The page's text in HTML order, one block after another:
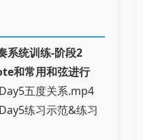
系统训练-阶段2
和常用和弦进行
五度关系.mp4
练习示范&练习